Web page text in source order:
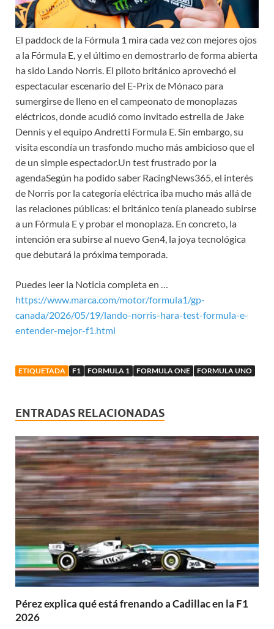
El paddock de la Fórmula 1 mira cada vez con mejores ojos
a la Fórmula E, y el último en demostrarlo de forma abierta
ha sido Lando Norris. El piloto británico aprovechó el
espectacular escenario del E-Prix de Mónaco para
sumergirse de lleno en el campeonato de monoplazas
eléctricos, donde acudió como invitado estrella de Jake
Dennis y el equipo Andretti Formula E. Sin embargo, su
visita escondía un trasfondo mucho más ambicioso que el
de un simple espectador.Un test frustrado por la
agendaSegún ha podido saber RacingNews365, el interés
de Norris por la categoría eléctrica iba mucho más allá de
las relaciones públicas: el británico tenía planeado subirse
a un Fórmula E y probar el monoplaza. En concreto, la
intención era subirse al nuevo Gen4, la joya tecnológica
que debutará la próxima temporada.
Puedes leer la Noticia completa en …
https://www.marca.com/motor/formula1/gp-
canada/2026/05/19/lando-norris-hara-test-formula-e-
entender-mejor-f1.html
ETIQUETADA F1 FORMULA 1 FORMULA ONE FORMULA UNO
ENTRADAS RELACIONADAS
Pérez explica qué está frenando a Cadillac en la F1
2026